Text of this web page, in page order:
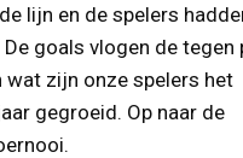
lijn en de spelers
De goals vlogen de tegen
wat zijn onze spelers het
gegroeid. Op naar de